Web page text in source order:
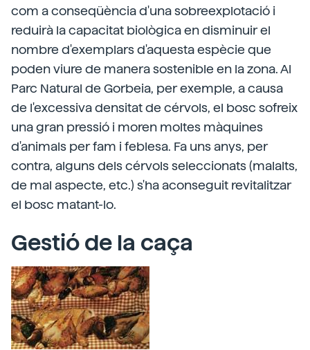
com a conseqüència d'una sobreexplotació i
reduirà la capacitat biològica en disminuir el
nombre d'exemplars d'aquesta espècie que
poden viure de manera sostenible en la zona. Al
Parc Natural de Gorbeia, per exemple, a causa
de l'excessiva densitat de cérvols, el bosc sofreix
una gran pressió i moren moltes màquines
d'animals per fam i feblesa. Fa uns anys, per
contra, alguns dels cérvols seleccionats (malalts,
de mal aspecte, etc.) s'ha aconseguit revitalitzar
el bosc matant-lo.
Gestió de la caça